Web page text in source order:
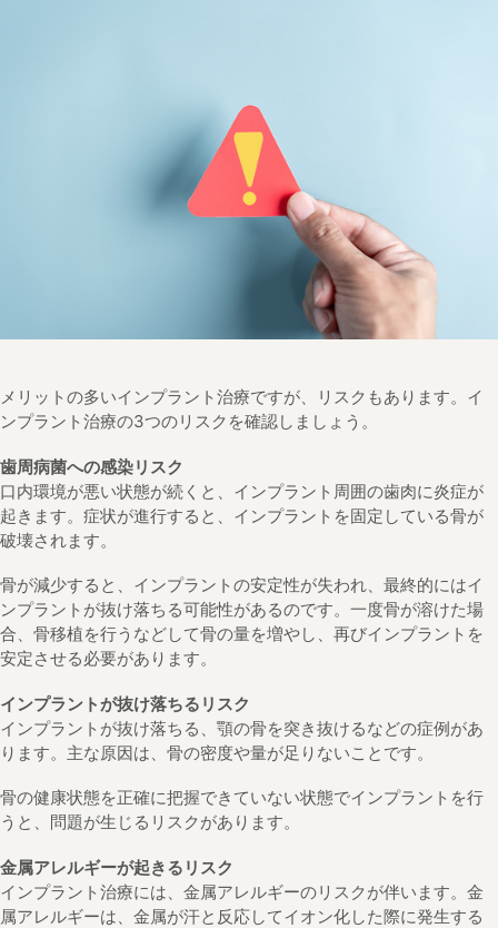
メリットの多いインプラント治療ですが、リスクもあります。イ
ンプラント治療の3つのリスクを確認しましょう。
歯周病菌への感染リスク
口内環境が悪い状態が続くと、インプラント周囲の歯肉に炎症が
起きます。症状が進行すると、インプラントを固定している骨が
破壊されます。
骨が減少すると、インプラントの安定性が失われ、最終的にはイ
ンプラントが抜け落ちる可能性があるのです。一度骨が溶けた場
合、骨移植を行うなどして骨の量を増やし、再びインプラントを
安定させる必要があります。
インプラントが抜け落ちるリスク
インプラントが抜け落ちる、顎の骨を突き抜けるなどの症例があ
ります。主な原因は、骨の密度や量が足りないことです。
骨の健康状態を正確に把握できていない状態でインプラントを行
うと、問題が生じるリスクがあります。
金属アレルギーが起きるリスク
インプラント治療には、金属アレルギーのリスクが伴います。金
属アレルギーは、金属が汗と反応してイオン化した際に発生する